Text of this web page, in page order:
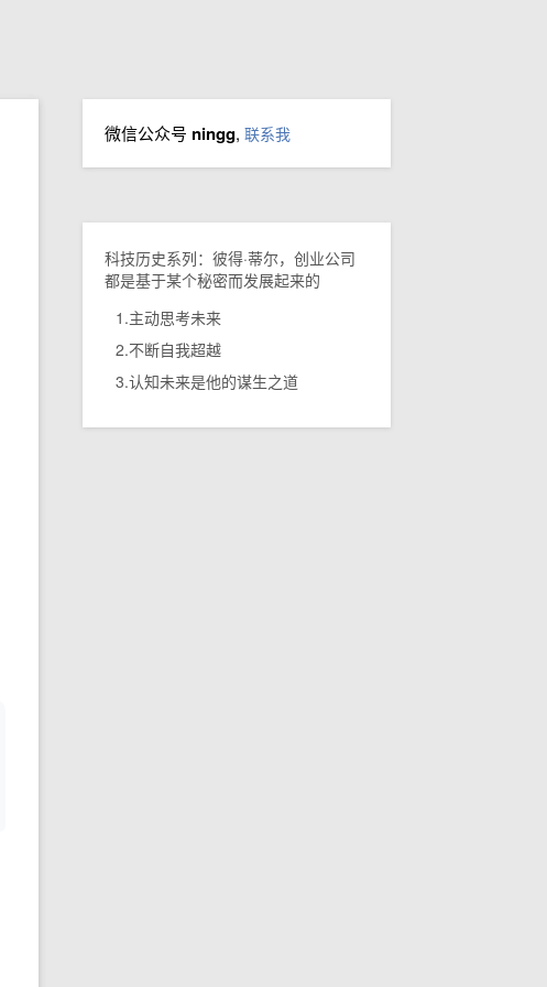
微信公众号 ningg, 联系我
科技历史系列：彼得·蒂尔，创业公司
都是基于某个秘密而发展起来的
1.主动思考未来
2.不断自我超越
3.认知未来是他的谋生之道